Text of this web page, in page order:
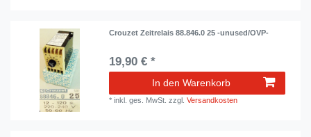
Crouzet Zeitrelais 88.846.0 25 -unused/OVP-
19,90 € *
In den Warenkorb
*inkl. ges. MwSt. zzgl.Versandkosten